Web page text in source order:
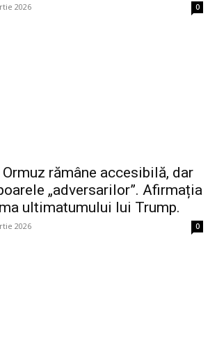
2026 0
rămâne accesibilă, dar
„adversarilor”. Afirmația
ultimatumului lui Trump.
2026 0